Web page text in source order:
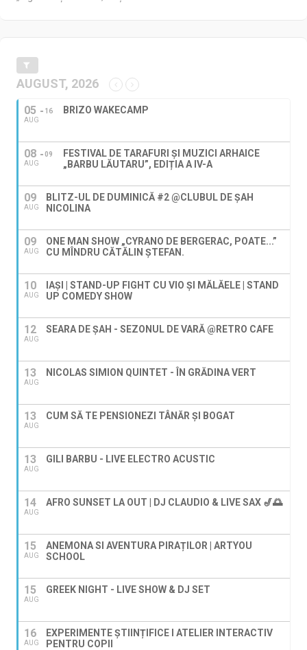
AUGUST, 2026
05
AUG
16 BRIZO WAKECAMP
08
AUG
09
FESTIVAL DE TARAFURI ȘI MUZICI ARHAICE
„BARBU LĂUTARU”, EDIȚIA A IV-A
09
AUG
BLITZ-UL DE DUMINICĂ #2 @CLUBUL DE ȘAH
NICOLINA
09
AUG
ONE MAN SHOW „CYRANO DE BERGERAC, POATE...”
CU MÎNDRU CĂTĂLIN ȘTEFAN.
10
AUG
IAȘI | STAND-UP FIGHT CU VIO ȘI MĂLĂELE | STAND
UP COMEDY SHOW
12
AUG
SEARA DE ȘAH - SEZONUL DE VARĂ @RETRO CAFE
13
AUG
NICOLAS SIMION QUINTET - ÎN GRĂDINA VERT
13
AUG
CUM SĂ TE PENSIONEZI TÂNĂR ȘI BOGAT
13
AUG
GILI BARBU - LIVE ELECTRO ACUSTIC
14
AUG
AFRO SUNSET LA OUT | DJ CLAUDIO & LIVE SAX 🎷🌅
15
AUG
ANEMONA SI AVENTURA PIRAȚILOR | ARTYOU
SCHOOL
15
AUG
GREEK NIGHT - LIVE SHOW & DJ SET
16
AUG
EXPERIMENTE ȘTIINȚIFICE I ATELIER INTERACTIV
PENTRU COPII